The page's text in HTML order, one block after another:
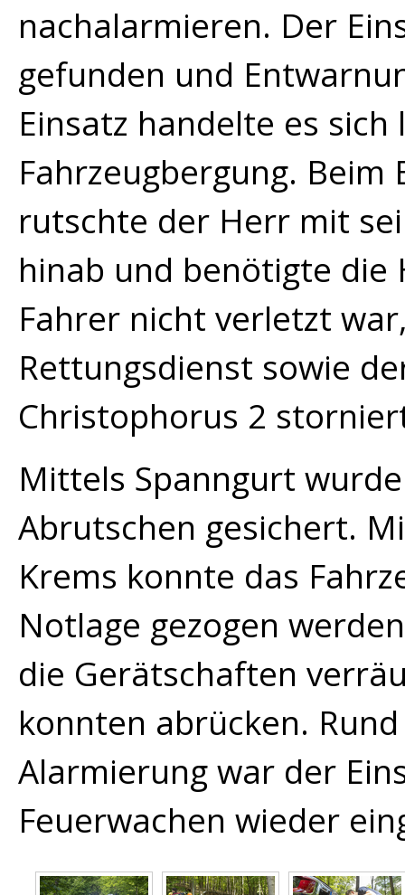
nachalarmieren. Der
gefunden und
Einsatz handelte es
Fahrzeugbergung.
rutschte der Herr mit
hinab und benötigte die
Fahrer nicht verletzt
Rettungsdienst sowie
Christophorus 2
Mittels Spanngurt
Abrutschen gesichert.
Krems konnte das
Notlage gezogen
die Gerätschaften
konnten abrücken.
Alarmierung war der
Feuerwachen wieder